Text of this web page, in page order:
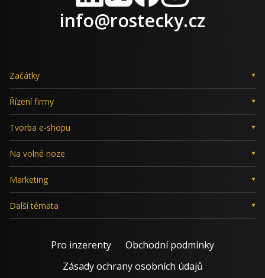
LinkedIn
X FacebookInstagram
info@rostecky.cz
Začátky
Řízení firmy
Tvorba e-shopu
Na volné noze
Marketing
Další témata
Pro inzerenty
Obchodní podmínky
Zásady ochrany osobních údajů